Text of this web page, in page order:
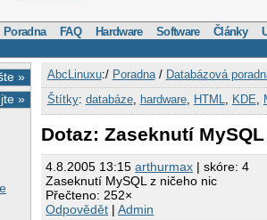
Poradna FAQ Hardware Software Články
»
»
AbcLinuxu:/ Poradna/ Databázová
Štítky: databáze, hardware, HTML KDE
Dotaz: Zaseknutí
4.8.2005 13:15arthurmax | skóre: 4
Zaseknutí MySQL z ničeho nic
Přečteno: 252×
Odpovědět |Admin